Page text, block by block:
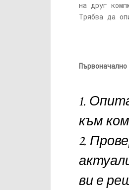
на друг
Трябва да
1.
към
2.
ви е